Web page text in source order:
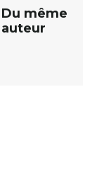
Du même
auteur